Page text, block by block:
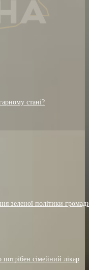
стані?
зеленої політики
сімейний лікар